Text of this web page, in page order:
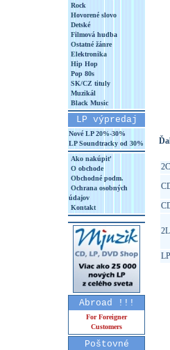
Rock
Hovorené slovo
Detské
Filmová hudba
Ostatné žánre
Elektronika
Hip Hop
Pop 80s
SK/CZ tituly
Muzikál
Black Music
LP výpredaj
Nové LP 20%-30%
LP Soundtracky od 30%
Ako nakúpiť
O obchode
Obchodné podm.
Ochrana osobných
údajov
Kontakt
Abroad !!!
For Foreigner
Customers
Poštovné
LP